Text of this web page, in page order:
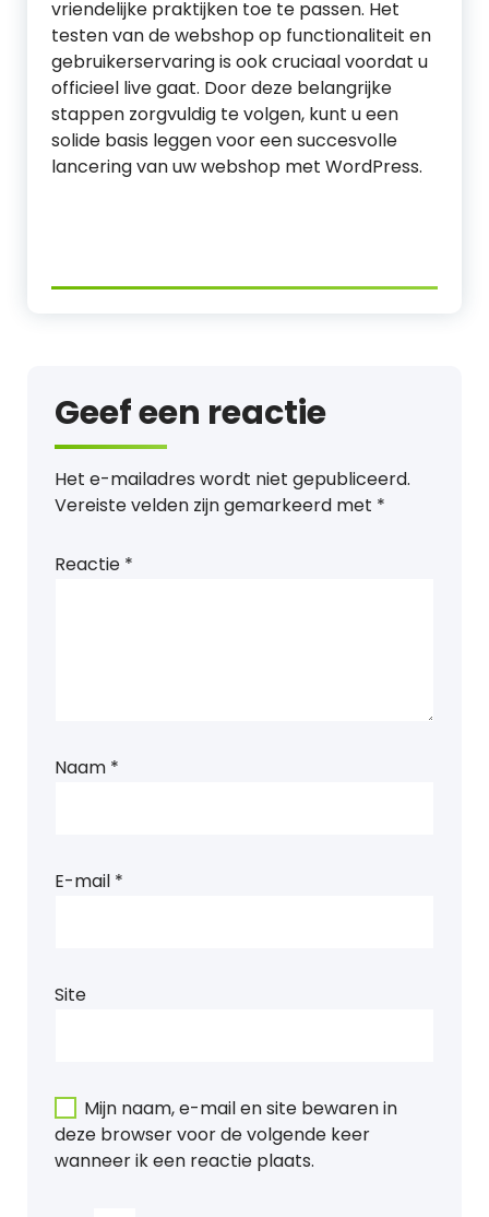
vriendelijke praktijken toe te passen. Het
testen van de webshop op functionaliteit en
gebruikerservaring is ook cruciaal voordat u
officieel live gaat. Door deze belangrijke
stappen zorgvuldig te volgen, kunt u een
solide basis leggen voor een succesvolle
lancering van uw webshop met WordPress.
Geef een reactie
Het e-mailadres wordt niet gepubliceerd.
Vereiste velden zijn gemarkeerd met *
Reactie *
Naam *
E-mail *
Site
Mijn naam, e-mail en site bewaren in
deze browser voor de volgende keer
wanneer ik een reactie plaats.